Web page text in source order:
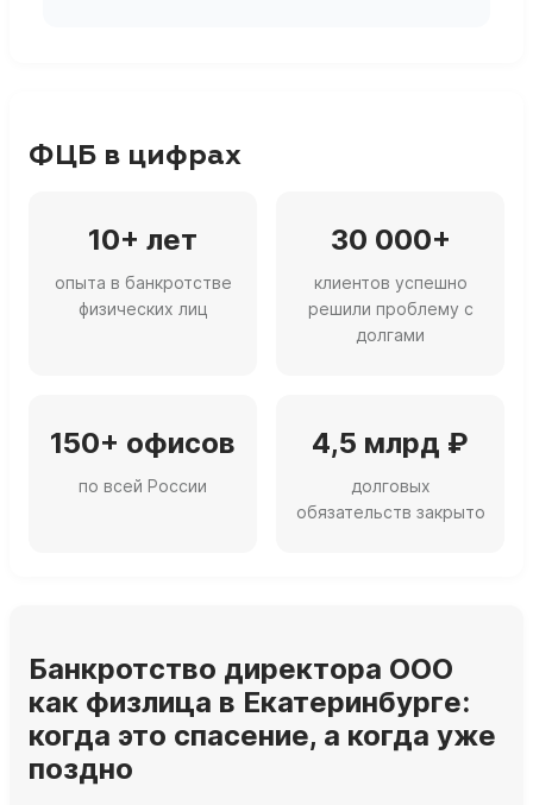
ФЦБ в цифрах
10+ лет
опыта в банкротстве
физических лиц
30 000+
клиентов успешно
решили проблему с
долгами
150+ офисов
по всей России
4,5 млрд ₽
долговых
обязательств закрыто
Банкротство директора ООО
как физлица в Екатеринбурге:
когда это спасение, а когда уже
поздно